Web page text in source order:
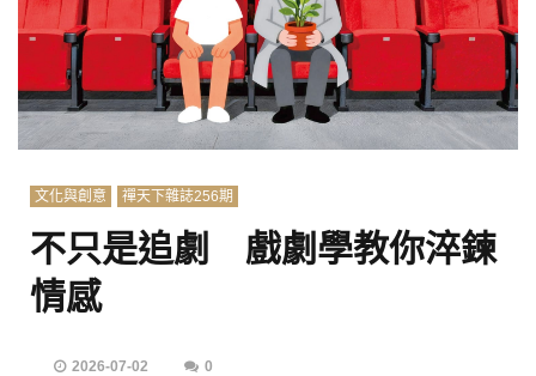
文化與創意 禪天下雜誌256期
不只是追劇 戲劇學教你淬鍊
情感
2026-07-02 0